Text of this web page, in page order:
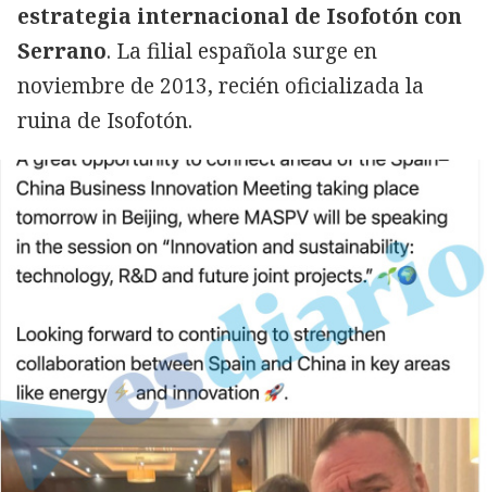
estrategia internacional de Isofotón con
Serrano. La filial española surge en
noviembre de 2013, recién oficializada la
ruina de Isofotón.